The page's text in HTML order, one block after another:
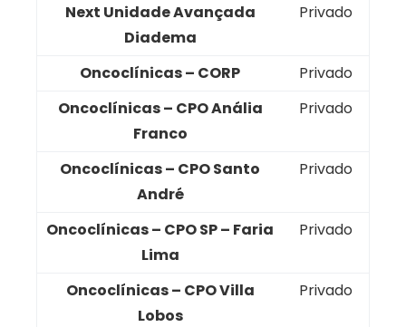
Next Unidade Avançada
Diadema
Privado
Oncoclínicas – CORP
Privado
Oncoclínicas – CPO Anália
Franco
Privado
Oncoclínicas – CPO Santo
André
Privado
Oncoclínicas – CPO SP – Faria
Lima
Privado
Oncoclínicas – CPO Villa
Lobos
Privado